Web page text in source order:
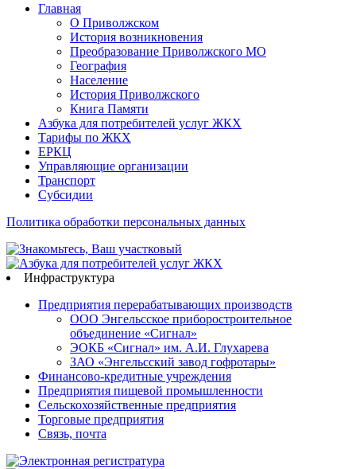
Главная
О Приволжском
История возникновения
Преобразование Приволжского МО
География
Население
История Приволжского
Книга Памяти
Азбука для потребителей услуг ЖКХ
Тарифы по ЖКХ
ЕРКЦ
Управляющие организации
Транспорт
Субсидии
Политика обработки персональных данных
Инфраструктура
Предприятия перерабатывающих производств
ООО Энгельсское приборостроительное
объединение «Сигнал»
ЭОКБ «Сигнал» им. А.И. Глухарева
ЗАО «Энгельсский завод гофротары»
Финансово-кредитные учреждения
Предприятия пищевой промышленности
Сельскохозяйственные предприятия
Торговые предприятия
Связь, почта